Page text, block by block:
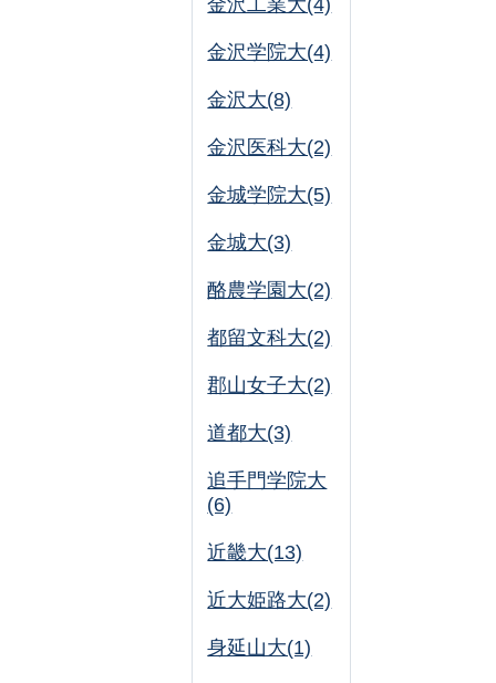
金沢工業大(4)
金沢学院大(4)
金沢大(8)
金沢医科大(2)
金城学院大(5)
金城大(3)
酪農学園大(2)
都留文科大(2)
郡山女子大(2)
道都大(3)
追手門学院大
(6)
近畿大(13)
近大姫路大(2)
身延山大(1)